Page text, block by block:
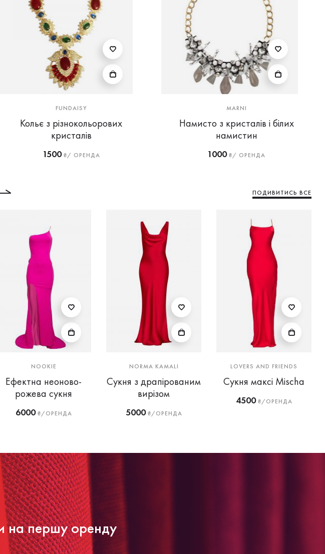
FUNDAISY
Кольє з різнокольорових
кристалів
1500₴/ ОРЕНДА
MARNI
Намисто з кристалів і білих
намистин
1000₴/ ОРЕНДА
ПОДИВИТИСЬ ВСЕ
NOOKIE
Ефектна неоново-
рожева сукня
6000₴/ОРЕНДА
NORMA KAMALI
Сукня з драпірованим
вирізом
5000₴/ОРЕНДА
LOVERS AND FRIENDS
Сукня максі Mischa
4500₴/ОРЕНДА
на першу оренду